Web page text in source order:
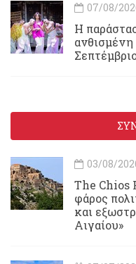
07/08/
Η
ανθισμένη
03/08/
Τhe Chios
φάρος
και
Αιγαίου»